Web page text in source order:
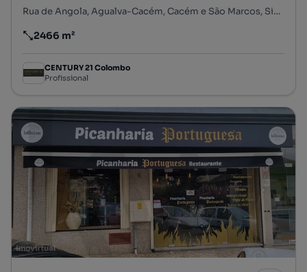
Rua de Angola, Agualva-Cacém, Cacém e São Marcos, Sintra, Lisboa
Preço por metro quadrado
2466 m²
CENTURY 21 Colombo
Profissional